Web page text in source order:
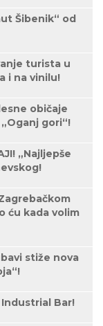
Šibenik“ od
turista u
i na vinilu!
običaje
gori“!
„Najljepše
ću kada volim
stiže nova
Bar!